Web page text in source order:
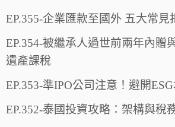
EP.355-企業匯款至國外 五大常見
EP.354-被繼承人過世前兩年內贈
遺產課稅
EP.353-準IPO公司注意！避開
EP.352-泰國投資攻略：架構與稅